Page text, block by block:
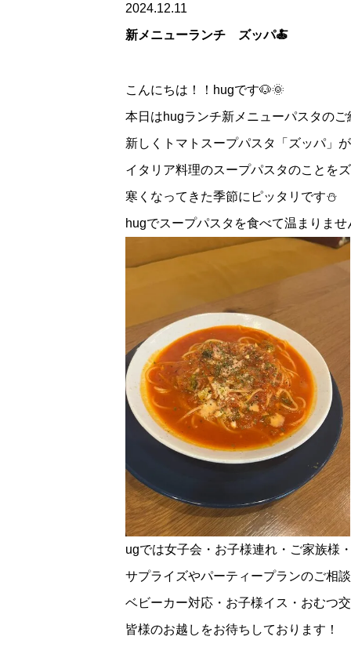
2024.12.11
新メニューランチ ズッパ🍝
こんにちは！！hugです🐶🌞
本日はhugランチ新メニューパスタのご
新しくトマトスープパスタ「ズッパ」
イタリア料理のスープパスタのことを
寒くなってきた季節にピッタリです⛄
hugでスープパスタを食べて温まりませ
ugでは女子会・お子様連れ・ご家族様
サプライズやパーティープランのご相
ベビーカー対応・お子様イス・おむつ
皆様のお越しをお待ちしております！